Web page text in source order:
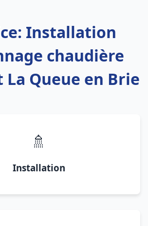
Installation
chaudière
La Queue en Brie
🚿
Installation